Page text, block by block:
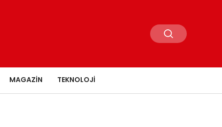
MAGAZIN TEKNOLOJI